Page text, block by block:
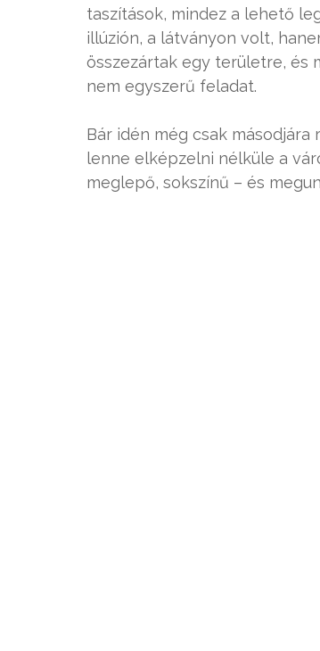
taszítások, mindez a lehető
illúzión, a látványon volt,
összezártak egy területre, és
nem egyszerű feladat.
Bár idén még csak
lenne elképzelni nélküle a
meglepő, sokszínű – és